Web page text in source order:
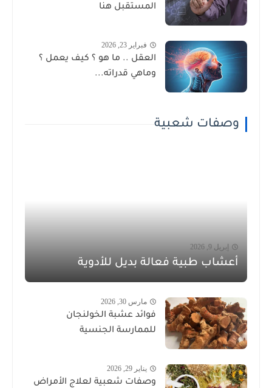
المستقبل هنا
فبراير 23, 2026
العقل .. ما هو ؟ كيف يعمل ؟
وماهي قدراته...
وصفات شعبية
إبريل 9, 2026
أعشاب طبية فعالة بديل للأدوية
مارس 30, 2026
فوائد عشبة الخولنجان
للممارسة الجنسية
يناير 29, 2026
وصفات شعبية لعلاج الأمراض